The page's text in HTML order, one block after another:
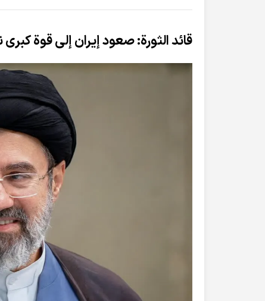
قائد الثورة: صعود إيران إلى قوة